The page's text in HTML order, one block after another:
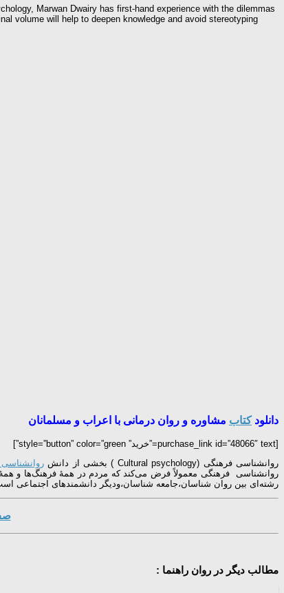
Marwan Dwairy has first-hand experience with the dilemmas
volume will help to deepen knowledge and avoid stereotyping
دانلودکتاب مشاوره و روان درمانی با اعراب و مسلمانان
[purchase_link id=”48066″ text=”خرید” style=”button” color=”green”]
روانشناسی فرهنگی (Cultural psychology ) بخشی از دانش
روانشناسی
روانشناسی فرهنگی معمولاً فرض می‌کند که مردم در همهٔ فرهنگ‌ها و همهٔ
رشته‌ای بین روان شناسان،جامعه شناسان،ودیگر دانشمندهای اجتماعی
مطالب دیگر در روان راهنما :